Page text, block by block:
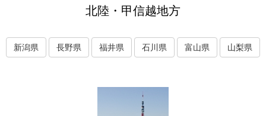
北陸・甲信越地方
新潟県 長野県 福井県 石川県 富山県 山梨県